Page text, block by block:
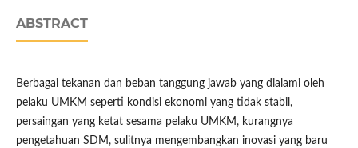
ABSTRACT
Berbagai tekanan dan beban tanggung jawab yang dialami oleh
pelaku UMKM seperti kondisi ekonomi yang tidak stabil,
persaingan yang ketat sesama pelaku UMKM, kurangnya
pengetahuan SDM, sulitnya mengembangkan inovasi yang baru